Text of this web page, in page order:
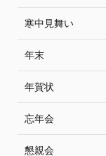
寒中見舞い
年末
年賀状
忘年会
懇親会